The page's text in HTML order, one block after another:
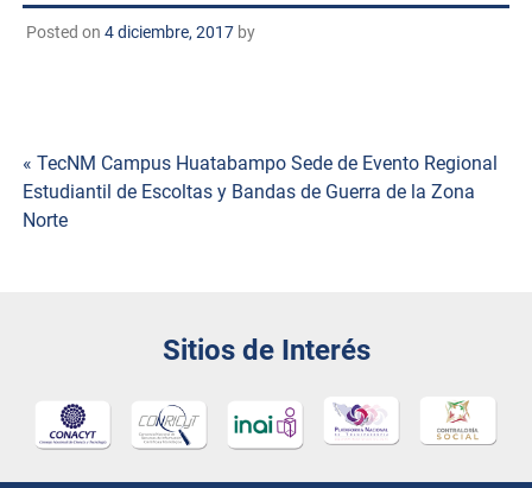
Posted on 4 diciembre, 2017by
Navegación
de
« TecNM Campus Huatabampo Sede de Evento Regional
Estudiantil de Escoltas y Bandas de Guerra de la Zona
Norte
Sitios de Interés